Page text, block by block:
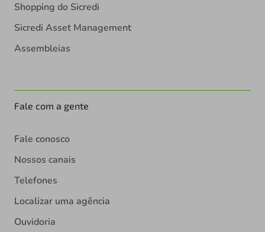
Shopping do Sicredi
Sicredi Asset Management
Assembleias
Fale com a gente
Fale conosco
Nossos canais
Telefones
Localizar uma agência
Ouvidoria